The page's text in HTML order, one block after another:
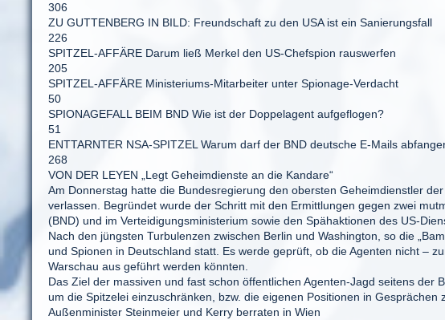
306
ZU GUTTENBERG IN BILD: Freundschaft zu den USA ist ein Sanierungsfall
226
SPITZEL-AFFÄRE Darum ließ Merkel den US-Chefspion rauswerfen
205
SPITZEL-AFFÄRE Ministeriums-Mitarbeiter unter Spionage-Verdacht
50
SPIONAGEFALL BEIM BND Wie ist der Doppelagent aufgeflogen?
51
ENTTARNTER NSA-SPITZEL Warum darf der BND deutsche E-Mails
268
VON DER LEYEN „Legt Geheimdienste an die Kandare“
Am Donnerstag hatte die Bundesregierung den obersten Geheimdienstler
verlassen. Begründet wurde der Schritt mit den Ermittlungen gegen zwei
(BND) und im Verteidigungsministerium sowie den Spähaktionen des US-
Nach den jüngsten Turbulenzen zwischen Berlin und Washington, so die
und Spionen in Deutschland statt. Es werde geprüft, ob die Agenten nicht –
Warschau aus geführt werden könnten.
Das Ziel der massiven und fast schon öffentlichen Agenten-Jagd seitens der
um die Spitzelei einzuschränken, bzw. die eigenen Positionen in Gesprächen
Außenminister Steinmeier und Kerry berraten in Wien